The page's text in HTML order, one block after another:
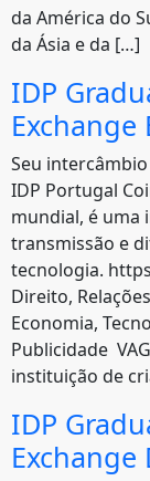
da América do
da Ásia e da […]
IDP
Exchange
Seu intercâmbio
IDP Portugal
mundial, é uma
transmissão e
tecnologia.
Direito,
Economia,
Publicidade
instituição de
IDP
Exchange